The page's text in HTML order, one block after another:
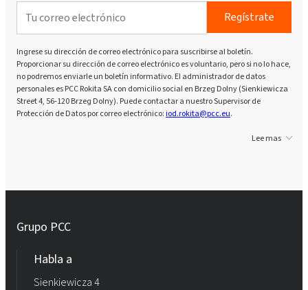
Regístrate
Ingrese su dirección de correo electrónico para suscribirse al boletín.
Proporcionar su dirección de correo electrónico es voluntario, pero si no lo hace,
no podremos enviarle un boletín informativo. El administrador de datos
personales es PCC Rokita SA con domicilio social en Brzeg Dolny (Sienkiewicza
Street 4, 56-120 Brzeg Dolny). Puede contactar a nuestro Supervisor de
Protección de Datos por correo electrónico:iod.rokita@pcc.eu.
Lee mas
Grupo PCC
Habla a
Sienkiewicza 4